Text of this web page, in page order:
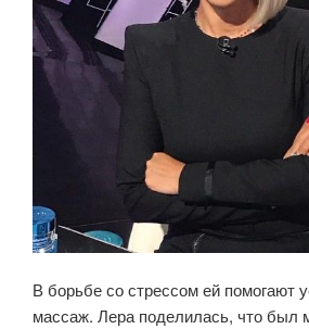
В борьбе со стрессом ей помогают
массаж. Лера поделилась, что был